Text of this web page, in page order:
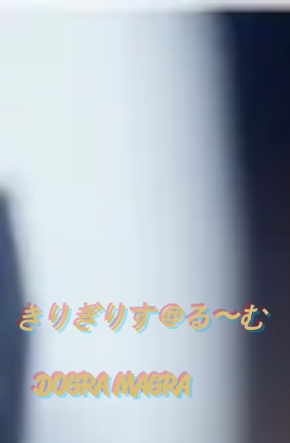
きりぎりす＠る〜む
DOGRA MAGRA